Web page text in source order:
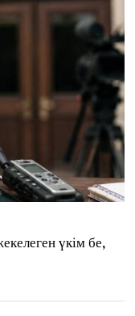
үкім бе,